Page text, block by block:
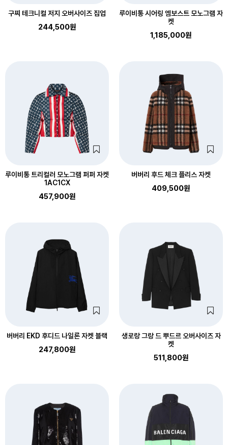
구찌 테크니컬 저지 오버사이즈 집업
244,500원
루이비통 시어링 엠보스트 모노그램 자
켓
1,185,000원
루이비통 트리컬러 모노그램 퍼퍼 자켓
1AC1CX
457,900원
버버리 후드 체크 플리스 자켓
409,500원
버버리 EKD 후디드 나일론 자켓 블랙
247,800원
생로랑 그랑 드 뿌드르 오버사이즈 자
켓
511,800원